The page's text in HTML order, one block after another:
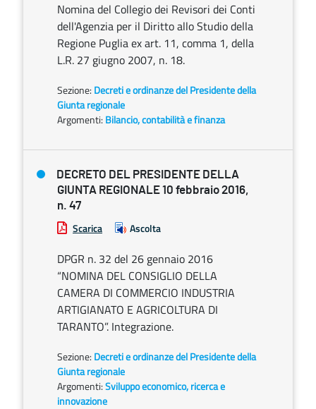
Nomina del Collegio dei Revisori dei Conti
dell'Agenzia per il Diritto allo Studio della
Regione Puglia ex art. 11, comma 1, della
L.R. 27 giugno 2007, n. 18.
Sezione: Decreti e ordinanze del Presidente della
Giunta regionale
Argomenti: Bilancio, contabilità e finanza
DECRETO DEL PRESIDENTE DELLA
GIUNTA REGIONALE 10 febbraio 2016,
n. 47
Scarica Ascolta
DPGR n. 32 del 26 gennaio 2016
“NOMINA DEL CONSIGLIO DELLA
CAMERA DI COMMERCIO INDUSTRIA
ARTIGIANATO E AGRICOLTURA DI
TARANTO”. Integrazione.
Sezione: Decreti e ordinanze del Presidente della
Giunta regionale
Argomenti:Sviluppo economico, ricerca e
innovazione